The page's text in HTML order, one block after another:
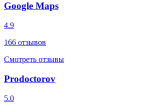
Google Maps
4.9
166 отзывов
Смотреть отзывы
Prodoctorov
5.0